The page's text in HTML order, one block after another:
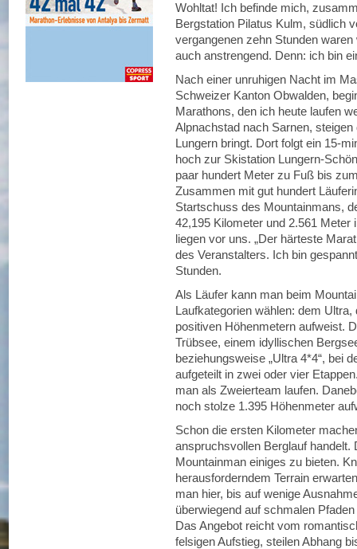
Wohltat! Ich befinde mich,
Bergstation Pilatus Kulm, südlich
vergangenen zehn Stunden
auch anstrengend. Denn: ich bin
Nach einer unruhigen Nacht im
Schweizer Kanton Obwalden,
Marathons, den ich heute laufen
Alpnachstad nach Sarnen,
Lungern bringt. Dort folgt ein 15-
hoch zur Skistation Lungern-
paar hundert Meter zu Fuß bis
Zusammen mit gut hundert
Startschuss des Mountainmans,
42,195 Kilometer und 2.561
liegen vor uns. „Der härteste
des Veranstalters. Ich bin
Stunden.
Als Läufer kann man beim
Laufkategorien wählen: dem
positiven Höhenmetern aufweist.
Trübsee, einem idyllischen
beziehungsweise „Ultra 4*4“, bei
aufgeteilt in zwei oder vier
man als Zweierteam laufen.
noch stolze 1.395 Höhenmeter
Schon die ersten Kilometer
anspruchsvollen Berglauf
Mountainman einiges zu bieten.
herausforderndem Terrain
man hier, bis auf wenige
überwiegend auf schmalen
Das Angebot reicht vom
felsigen Aufstieg, steilen Abhang